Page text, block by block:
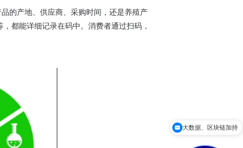
的产地、供应商、采购时间，还是养殖产
都能详细记录在码中。消费者通过扫码，
大数据、区块链加持